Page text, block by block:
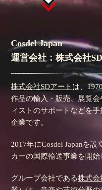
Cosdel Japan
運営会社：株式会社
株式会社SDアート は、
作品の輸入・販売、展覧
ィストのサポートなどを
企業です。
2017年にCosdel Japanを
カーの国際輸送事業を開始
グループ会社である株式会